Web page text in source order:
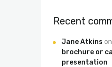
Recent
Jane Atkins on
brochure or
presentation